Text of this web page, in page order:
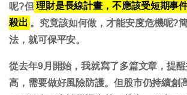
呢?但 理財是長線計畫，不應該受短期事
殺出 。究竟該如何做，才能安度危機呢?
法，就可保平安。
從去年9月開始，我就寫了多篇文章，提
高，需要做好風險防護。但股市仍持續創